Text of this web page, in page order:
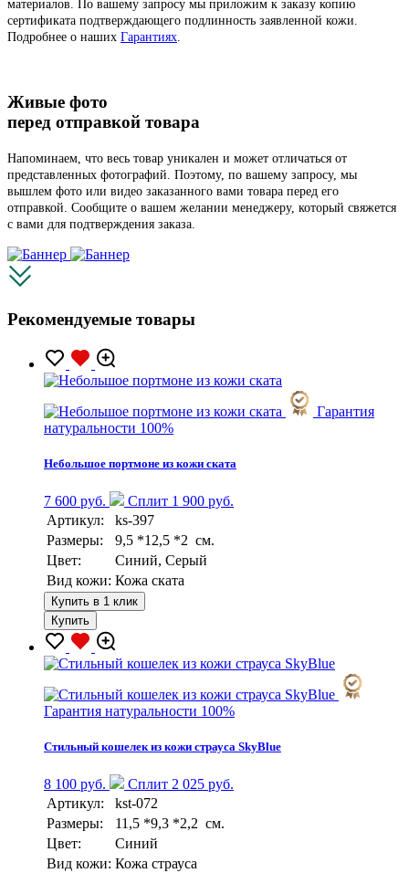
материалов. По вашему запросу мы приложим к заказу копию
сертификата подтверждающего подлинность заявленной кожи.
Подробнее о наших Гарантиях
Живые фото
перед отправкой товара
Напоминаем, что весь товар уникален и может отличаться от
представленных фотографий. Поэтому, по вашему запросу, мы
вышлем фото или видео заказанного вами товара перед его
отправкой. Сообщите о вашем желании менеджеру, который свяжется
с вами для подтверждения заказа.
Рекомендуемые товары
Гарантия
натуральности 100%
Небольшое портмоне из кожи ската
7 600 руб.
Сплит 1 900 руб.
Артикул:
ks-397
Размеры:
9,5 *12,5 *2 см.
Цвет:
Синий, Серый
Вид кожи: Кожа ската
Купить в 1 клик
Купить
Гарантия натуральности 100%
Стильный кошелек из кожи страуса SkyBlue
8 100 руб.
Сплит 2 025 руб.
Артикул:
kst-072
Размеры:
11,5 *9,3 *2,2 см.
Цвет:
Синий
Вид кожи: Кожа страуса